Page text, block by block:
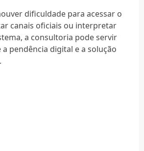
dificuldade para acessar o
canais oficiais ou interpretar
a consultoria pode servir
pendência digital e a solução